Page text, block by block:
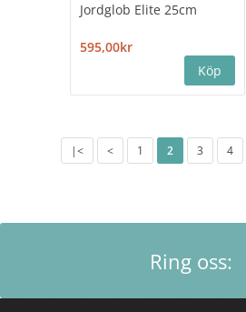
Jordglob Elite 25cm
595,00kr
|< < 1 2 3 4
Ring oss: